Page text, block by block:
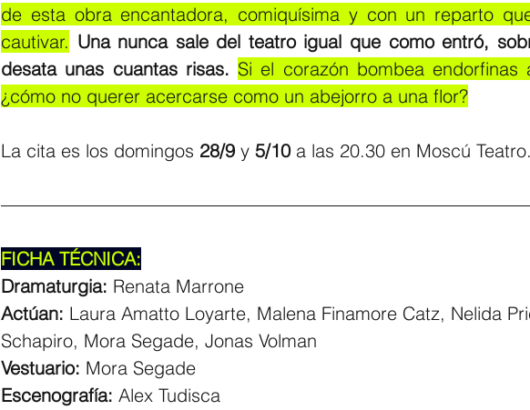
de esta obra encantadora, comiquísima y con un reparto
cautivar. Una nunca sale del teatro igual que como entró,
desata unas cuantas risas. Si el corazón bombea
¿cómo no querer acercarse como un abejorro a una flor?
La cita es los domingos 28/9 y 5/10 a las 20.30 en Moscú Teatro.
FICHA TÉCNICA:
Dramaturgia: Renata Marrone
Actúan: Laura Amatto Loyarte, Malena Finamore Catz, Nelida
Schapiro, Mora Segade, Jonas Volman
Vestuario: Mora Segade
Escenografía: Alex Tudisca